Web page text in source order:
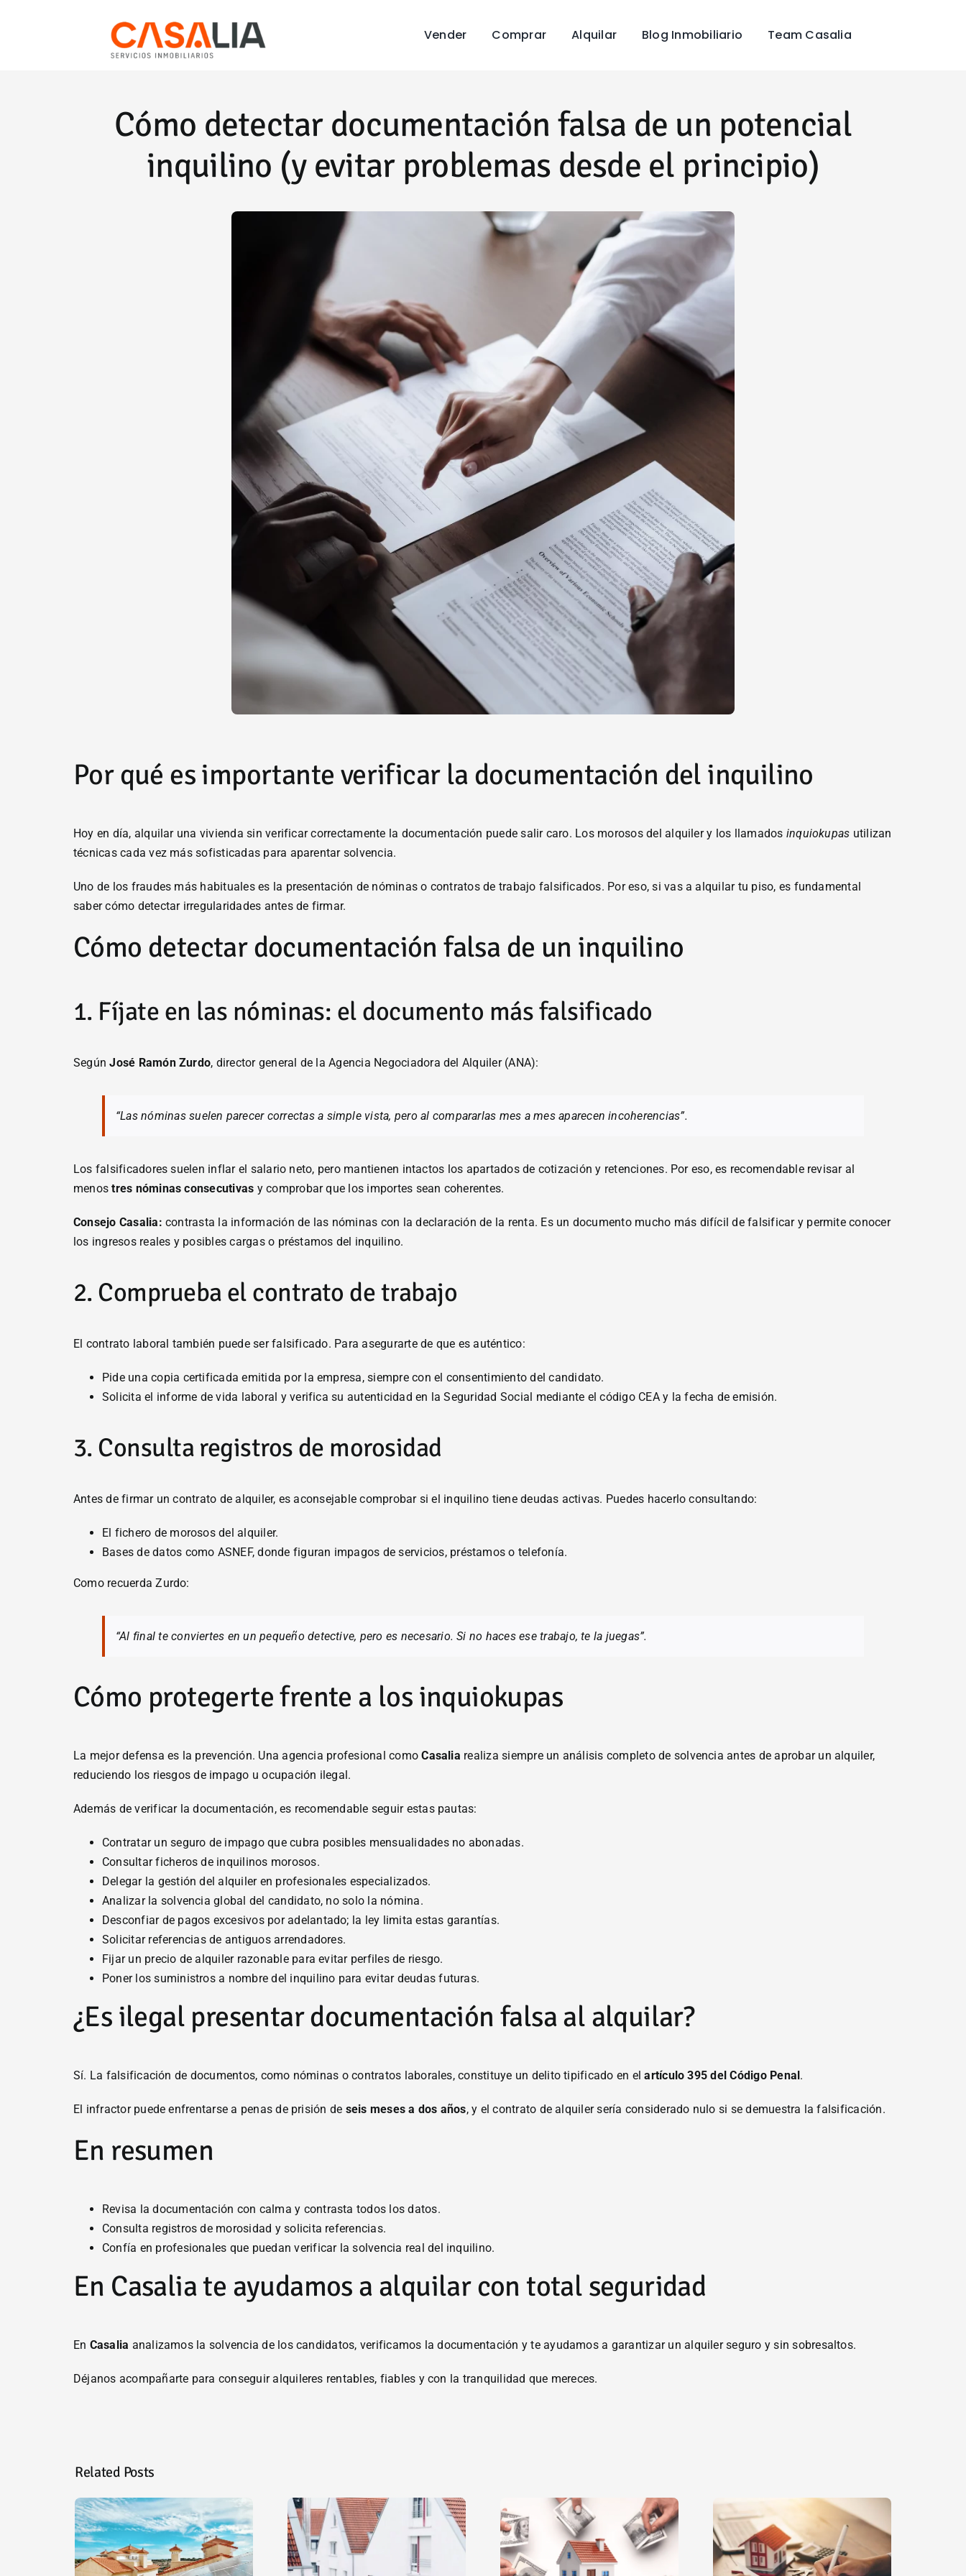
Vender Comprar Alquilar Blog Inmobiliario Team Casalia
Cómo detectar documentación falsa de un potencial
inquilino (y evitar problemas desde el principio)
Por qué es importante verificar la documentación del inquilino
Hoy en día, alquilar una vivienda sin verificar correctamente la documentación puede salir caro. Los morosos del alquiler y los llamados inquiokupas utilizan
técnicas cada vez más sofisticadas para aparentar solvencia.
Uno de los fraudes más habituales es la presentación de nóminas o contratos de trabajo falsificados. Por eso, si vas a alquilar tu piso, es fundamental
saber cómo detectar irregularidades antes de firmar.
Cómo detectar documentación falsa de un inquilino
1. Fíjate en las nóminas: el documento más falsificado
SegúnJosé Ramón Zurdo, director general de la Agencia Negociadora del Alquiler (ANA):
“Las nóminas suelen parecer correctas a simple vista, pero al compararlas mes a mes aparecen incoherencias”.
Los falsificadores suelen inflar el salario neto, pero mantienen intactos los apartados de cotización y retenciones. Por eso, es recomendable revisar al
menostres nóminas consecutivas y comprobar que los importes sean coherentes.
Consejo Casalia: contrasta la información de las nóminas con la declaración de la renta. Es un documento mucho más difícil de falsificar y permite conocer
los ingresos reales y posibles cargas o préstamos del inquilino.
2. Comprueba el contrato de trabajo
El contrato laboral también puede ser falsificado. Para asegurarte de que es auténtico:
Pide una copia certificada emitida por la empresa, siempre con el consentimiento del candidato.
Solicita el informe de vida laboral y verifica su autenticidad en la Seguridad Social mediante el código CEA y la fecha de emisión.
3. Consulta registros de morosidad
Antes de firmar un contrato de alquiler, es aconsejable comprobar si el inquilino tiene deudas activas. Puedes hacerlo consultando:
El fichero de morosos del alquiler.
Bases de datos como ASNEF, donde figuran impagos de servicios, préstamos o telefonía.
Como recuerda Zurdo:
“Al final te conviertes en un pequeño detective, pero es necesario. Si no haces ese trabajo, te la juegas”.
Cómo protegerte frente a los inquiokupas
La mejor defensa es la prevención. Una agencia profesional comoCasalia realiza siempre un análisis completo de solvencia antes de aprobar un alquiler,
reduciendo los riesgos de impago u ocupación ilegal.
Además de verificar la documentación, es recomendable seguir estas pautas:
Contratar un seguro de impago que cubra posibles mensualidades no abonadas.
Consultar ficheros de inquilinos morosos.
Delegar la gestión del alquiler en profesionales especializados.
Analizar la solvencia global del candidato, no solo la nómina.
Desconfiar de pagos excesivos por adelantado; la ley limita estas garantías.
Solicitar referencias de antiguos arrendadores.
Fijar un precio de alquiler razonable para evitar perfiles de riesgo.
Poner los suministros a nombre del inquilino para evitar deudas futuras.
¿Es ilegal presentar documentación falsa al alquilar?
Sí. La falsificación de documentos, como nóminas o contratos laborales, constituye un delito tipificado en elartículo 395 del Código Penal.
El infractor puede enfrentarse a penas de prisión de seis meses a dos años, y el contrato de alquiler sería considerado nulo si se demuestra la falsificación.
En resumen
Revisa la documentación con calma y contrasta todos los datos.
Consulta registros de morosidad y solicita referencias.
Confía en profesionales que puedan verificar la solvencia real del inquilino.
En Casalia te ayudamos a alquilar con total seguridad
En Casalia analizamos la solvencia de los candidatos, verificamos la documentación y te ayudamos a garantizar un alquiler seguro y sin sobresaltos.
Déjanos acompañarte para conseguir alquileres rentables, fiables y con la tranquilidad que mereces.
Related Posts